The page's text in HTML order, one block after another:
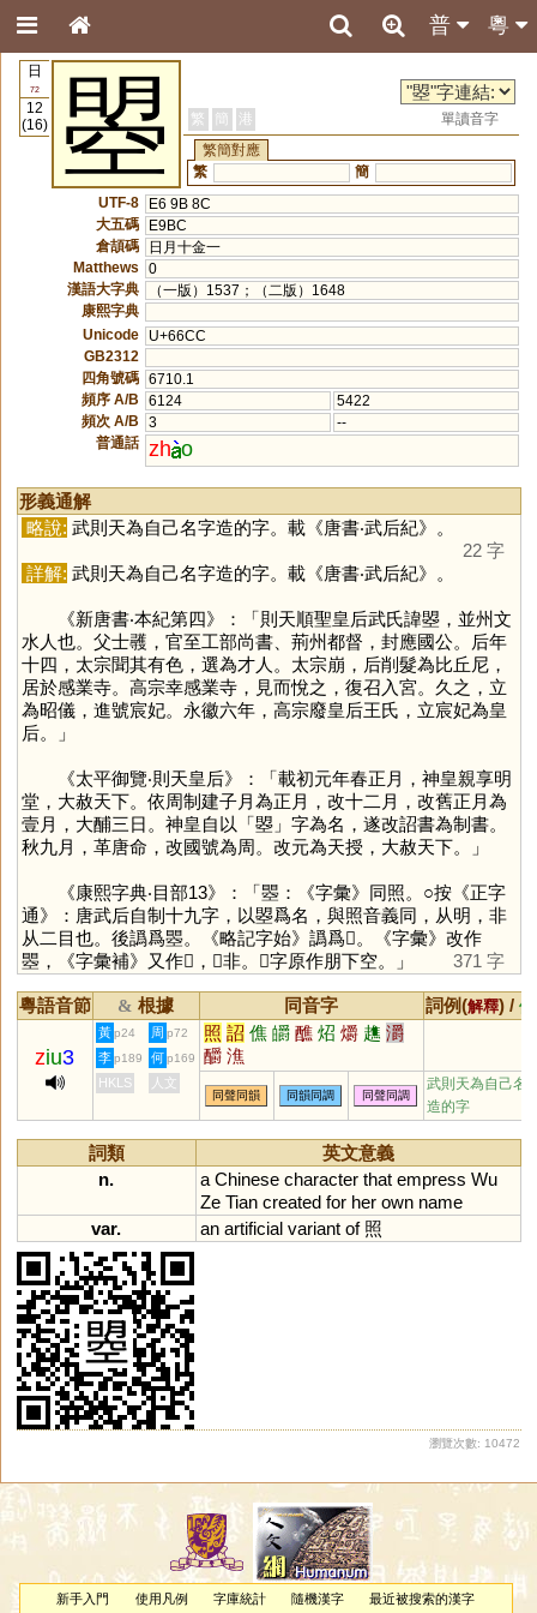
粵
普
日
72
12
(16)
曌 繁 簡 港
單讀音字
繁簡對應
繁
簡
UTF-8
E6 9B 8C
大五碼
E9BC
倉頡碼
日月十金一
Matthews
0
漢語大字典
（一版）1537；（二版）1648
康熙字典
Unicode
U+66CC
GB2312
四角號碼 6710.1
頻序 A/B
6124
5422
頻次 A/B
3
--
普通話 zh o
形義通解
略說: 武則天為自己名字造的字。載《唐書‧武后紀》。
22 字
詳解: 武則天為自己名字造的字。載《唐書‧武后紀》。
《新唐書‧本紀第四》：「則天順聖皇后武氏諱曌，並州文
水人也。父士彠，官至工部尚書、荊州都督，封應國公。后年
十四，太宗聞其有色，選為才人。太宗崩，后削髮為比丘尼，
居於感業寺。高宗幸感業寺，見而悅之，復召入宮。久之，立
為昭儀，進號宸妃。永徽六年，高宗廢皇后王氏，立宸妃為皇
后。」
《太平御覽‧則天皇后》：「載初元年春正月，神皇親享明
堂，大赦天下。依周制建子月為正月，改十二月，改舊正月為
壹月，大酺三日。神皇自以「曌」字為名，遂改詔書為制書。
秋九月，革唐命，改國號為周。改元為天授，大赦天下。」
《康熙字典‧目部13》：「瞾：《字彙》同照。○按《正字
通》：唐武后自制十九字，以曌爲名，與照音義同，从明，非
从二目也。後譌爲瞾。《略記字始》譌爲𣎡。《字彙》改作
瞾，《字彙補》又作𥋫，𠀤非。𣎡字原作朋下空。」
371 字
粵語音節 & 根據 同音字 詞例(解釋) /
ziu3
黃 p24 周 p72 照 詔 僬 皭 醮 炤 爝 趭 灂
釂 潐
李 p189 何 p169
HKLS 人文
同聲同韻 同韻同調 同聲同調
武則天為自己名
造的字
詞類
英文意義
n.
a Chinese character that empress Wu
Ze Tian created for her own name
var.
an artificial variant of照
瀏覽次數: 10472
新手入門 使用凡例 字庫統計 隨機漢字 最近被搜索的漢字